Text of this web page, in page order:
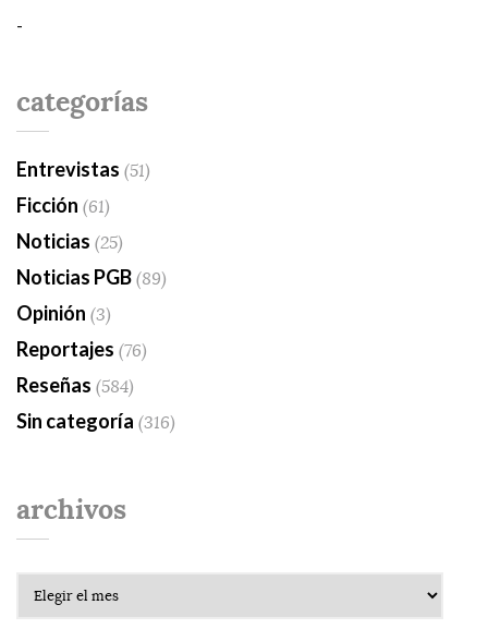
-
categorías
Entrevistas (51)
Ficción (61)
Noticias (25)
Noticias PGB(89)
Opinión (3)
Reportajes (76)
Reseñas (584)
Sin categoría (316)
archivos